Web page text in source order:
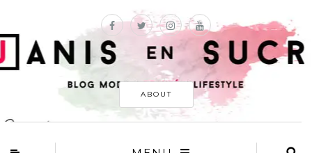
ABOUT